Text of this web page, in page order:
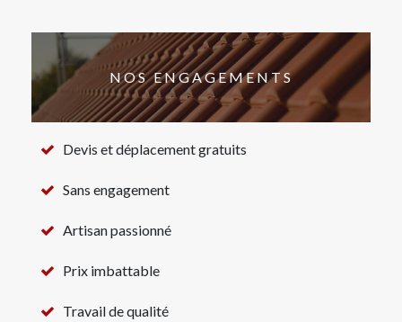
NOS ENGAGEMENTS
Devis et déplacement gratuits
Sans engagement
Artisan passionné
Prix imbattable
Travail de qualité